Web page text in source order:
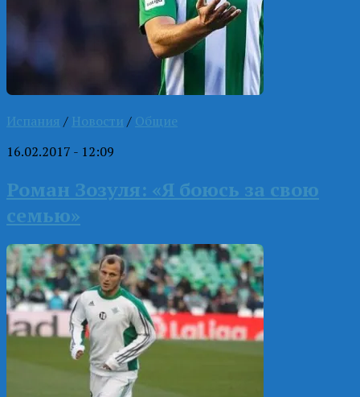
Испания / Новости / Общие
16.02.2017 - 12:09
Роман Зозуля: «Я боюсь за свою
семью»